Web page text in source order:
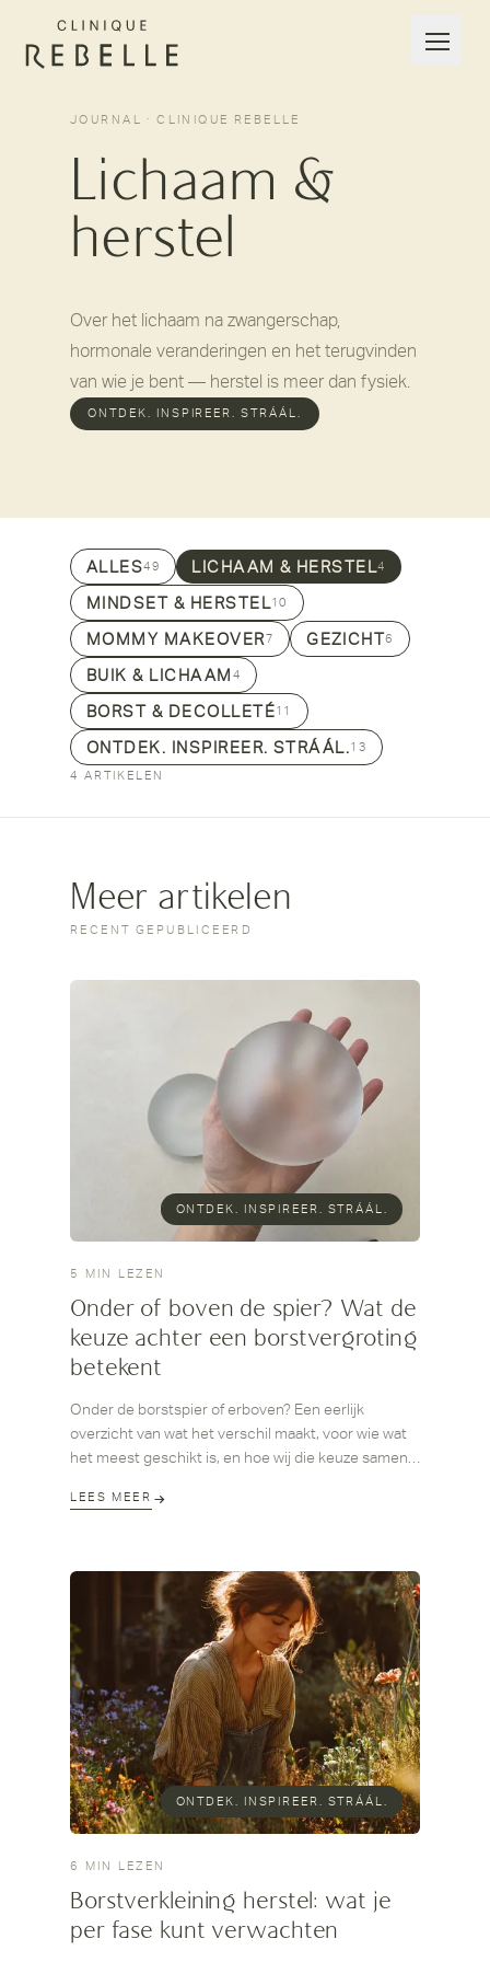
JOURNAL · CLINIQUE REBELLE
Lichaam &
herstel
Over het lichaam na zwangerschap,
hormonale veranderingen en het terugvinden
van wie je bent — herstel is meer dan fysiek.
ONTDEK. INSPIREER. STRÁÁL.
ALLES49 LICHAAM & HERSTEL4
MINDSET & HERSTEL10
MOMMY MAKEOVER7 GEZICHT6
BUIK & LICHAAM 4
BORST & DECOLLETÉ11
ONTDEK. INSPIREER. STRÁÁL.13
4 ARTIKELEN
Meer artikelen
RECENT GEPUBLICEERD
ONTDEK. INSPIREER. STRÁÁL.
5 MIN LEZEN
Onder of boven de spier? Wat de
keuze achter een borstvergroting
betekent
Onder de borstspier of erboven? Een eerlijk
overzicht van wat het verschil maakt, voor wie wat
het meest geschikt is, en hoe wij die keuze samen
LEES MEER
ONTDEK. INSPIREER. STRÁÁL.
6 MIN LEZEN
Borstverkleining herstel: wat je
per fase kunt verwachten